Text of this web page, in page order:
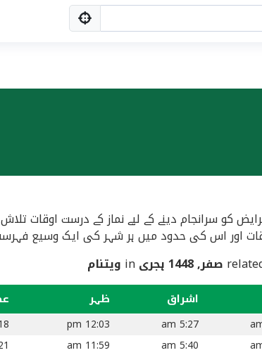
کو سرانجام دینے کے لیے نماز کے درست اوقات
اور اس کی حدود میں ہر شہر کی ایک وسیع فہرست
ویتنام
اشراق ظہر
5:27 am
12:03 pm
5:40 am
11:59 am